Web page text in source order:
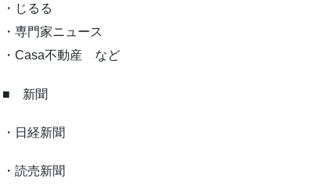
・じるる
・専門家ニュース
・Casa不動産 など
■ 新聞
・日経新聞
・読売新聞